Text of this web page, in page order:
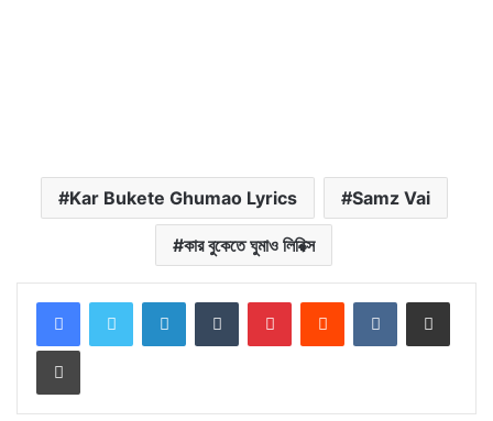
Kar Bukete Ghumao Lyrics Samz Vai
কার বুকেতে ঘুমাও লিরিক্স
LinkedInTumblr PinterestReddit VKontakteShare via Email
Print